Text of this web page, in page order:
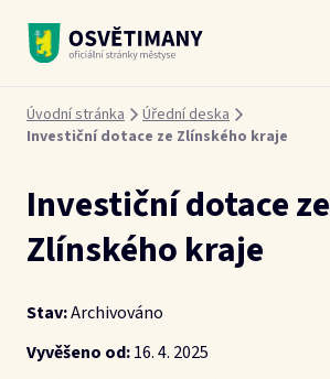
Drobečková navigace
Úvodní stránka
Úřední deska
Investiční dotace ze Zlínského kraje
Investiční dotace ze
Zlínského kraje
Stav:Archivováno
Vyvěšeno od:16. 4. 2025